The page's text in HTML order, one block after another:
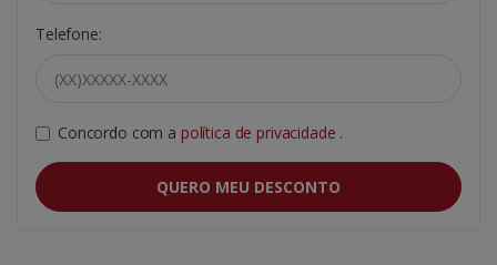
Telefone:
Concordo com a política de privacidade .
QUERO MEU DESCONTO